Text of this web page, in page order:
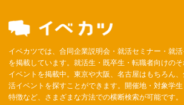
イベカツでは、合同企業説明会・就活セミナー・就活
を掲載しています。就活生・既卒生・転職者向けの
イベントを掲載中。東京や大阪、名古屋はもちろん
活イベントを探すことができます。開催地・対象学生
特徴など、さまざまな方法での横断検索が可能です。